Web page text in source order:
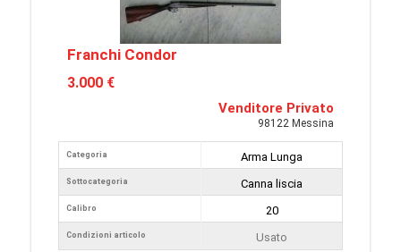
Franchi Condor
3.000 €
Venditore Privato
98122 Messina
Categoria
Sottocategoria
Calibro
Condizioni articolo
Arma Lunga
Canna liscia
20
Usato